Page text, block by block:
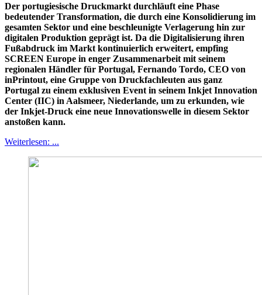
Der portugiesische Druckmarkt durchläuft eine Phase
bedeutender Transformation, die durch eine Konsolidierung im
gesamten Sektor und eine beschleunigte Verlagerung hin zur
digitalen Produktion geprägt ist. Da die Digitalisierung ihren
Fußabdruck im Markt kontinuierlich erweitert, empfing
SCREEN Europe in enger Zusammenarbeit mit seinem
regionalen Händler für Portugal, Fernando Tordo, CEO von
inPrintout, eine Gruppe von Druckfachleuten aus ganz
Portugal zu einem exklusiven Event in seinem Inkjet Innovation
Center (IIC) in Aalsmeer, Niederlande, um zu erkunden, wie
der Inkjet-Druck eine neue Innovationswelle in diesem Sektor
anstoßen kann.
Weiterlesen: ...